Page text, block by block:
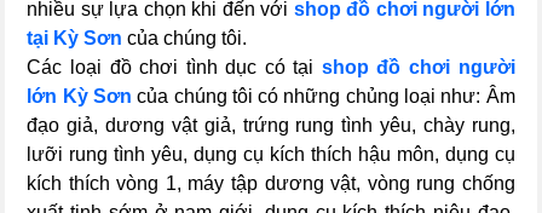
nhiều sự lựa chọn khi đến với shop đồ chơi người lớn
tại Kỳ Sơn của chúng tôi.
Các loại đồ chơi tình dục có tại shop đồ chơi người
lớn Kỳ Sơn của chúng tôi có những chủng loại như: Âm
đạo giả, dương vật giả, trứng rung tình yêu, chày rung,
lưỡi rung tình yêu, dụng cụ kích thích hậu môn, dụng cụ
kích thích vòng 1, máy tập dương vật, vòng rung chống